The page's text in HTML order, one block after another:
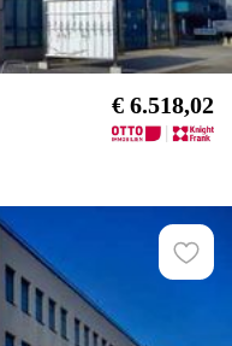
€ 6.518,02